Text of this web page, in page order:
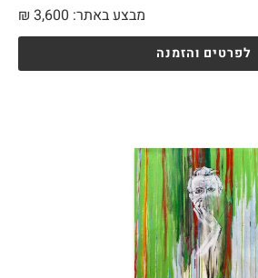
מבצע באתר:
₪ 3,600
לפרטים והזמנה